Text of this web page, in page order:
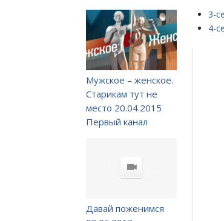
3-
4-
Мужское – женское.
Старикам тут не
место 20.04.2015
Первый канал
Давай поженимся